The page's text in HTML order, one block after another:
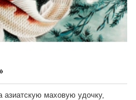
маховую удочку,